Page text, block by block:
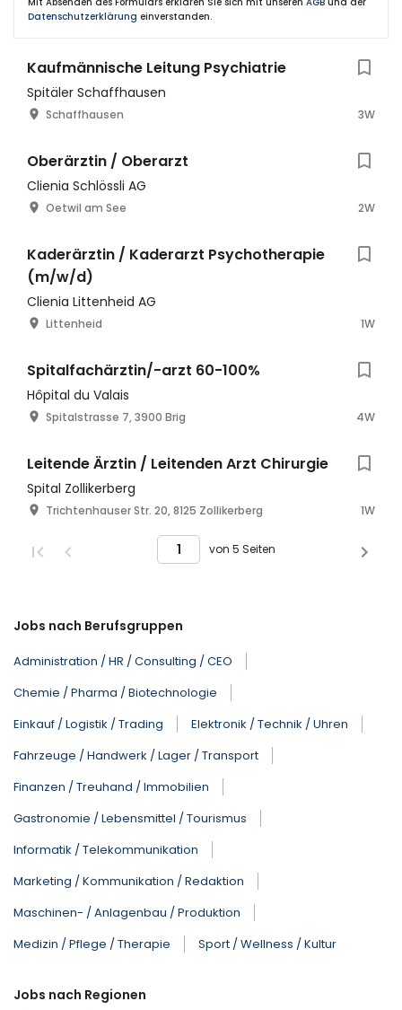
Datenschutzerklärung einverstanden.
Kaufmännische Leitung Psychiatrie
Spitäler Schaffhausen
Schaffhausen 3W
Oberärztin / Oberarzt
Clienia Schlössli AG
Oetwil am See 2W
Kaderärztin / Kaderarzt Psychotherapie
(m/w/d)
Clienia Littenheid AG
Littenheid 1W
Spitalfachärztin/-arzt 60-100%
Hôpital du Valais
Spitalstrasse 7, 3900 Brig 4W
Leitende Ärztin / Leitenden Arzt Chirurgie
Spital Zollikerberg
Trichtenhauser Str. 20, 8125 Zollikerberg 1W
von 5 Seiten
Jobs nach Berufsgruppen
Administration / HR / Consulting / CEO
Chemie / Pharma / Biotechnologie
Einkauf / Logistik / Trading
Elektronik / Technik / Uhren
Fahrzeuge / Handwerk / Lager / Transport
Finanzen / Treuhand / Immobilien
Gastronomie / Lebensmittel / Tourismus
Informatik / Telekommunikation
Marketing / Kommunikation / Redaktion
Maschinen- / Anlagenbau / Produktion
Medizin / Pflege / Therapie
Sport / Wellness / Kultur
Jobs nach Regionen